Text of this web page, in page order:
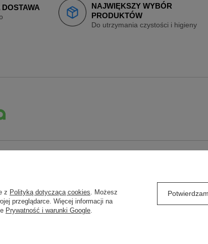
NAJWIĘKSZY WYBÓR
PRODUKTÓW
Do utrzymania czystości i higieny
się
zamówienia
Wysyłka
z Polityką dotyczącą cookies . Możesz
przeglądarce. Więcej informacji na
Prywatność i warunki Google